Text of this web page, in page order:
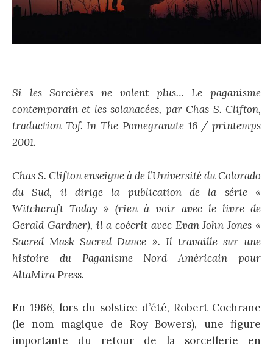
Si les Sorcières ne volent plus… Le paganisme
contemporain et les solanacées, par Chas S. Clifton,
traduction Tof. In The Pomegranate 16 / printemps
2001.
Chas S. Clifton enseigne à de l’Université du Colorado
du Sud, il dirige la publication de la série «
Witchcraft Today » (rien à voir avec le livre de
Gerald Gardner), il a coécrit avec Evan John Jones «
Sacred Mask Sacred Dance ». Il travaille sur une
histoire du Paganisme Nord Américain pour
AltaMira Press.
En 1966, lors du solstice d’été, Robert Cochrane
(le nom magique de Roy Bowers), une figure
importante du retour de la sorcellerie en